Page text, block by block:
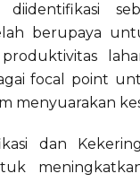
diidentifikasi
berupaya
focal point
menyuarakan
dan